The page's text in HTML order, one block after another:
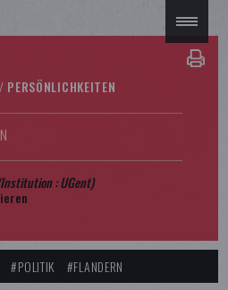
/ PERSÖNLICHKEITEN
: UGent)
#POLITIK #FLANDERN